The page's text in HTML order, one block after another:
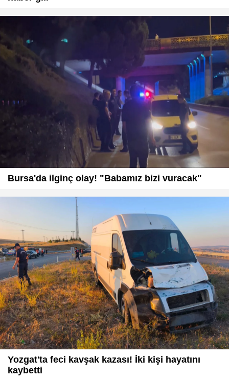
Bursa'da ilginç olay! "Babamız bizi vuracak"
Yozgat'ta feci kavşak kazası! İki kişi hayatını
kaybetti